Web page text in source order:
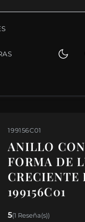
199156C01
ANILLO
FORMA DE
CRECIENTE
199156C01
5(1 Reseña(s))